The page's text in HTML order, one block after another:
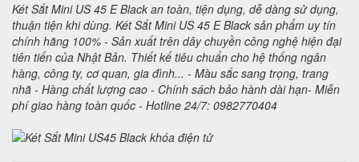
Két Sắt Mini US 45 E Black an toàn, tiện dụng, dễ dàng sử dụng,
thuận tiện khi dùng. Két Sắt Mini US 45 E Black sản phẩm uy tín
chính hãng 100% - Sản xuất trên dây chuyền công nghệ hiện đại
tiên tiến của Nhật Bản. Thiết kế tiêu chuẩn cho hệ thống ngân
hàng, công ty, cơ quan, gia đình... - Màu sắc sang trọng, trang
nhã - Hàng chất lượng cao - Chính sách bảo hành dài hạn- Miễn
phí giao hàng toàn quốc - Hotline 24/7: 0982770404